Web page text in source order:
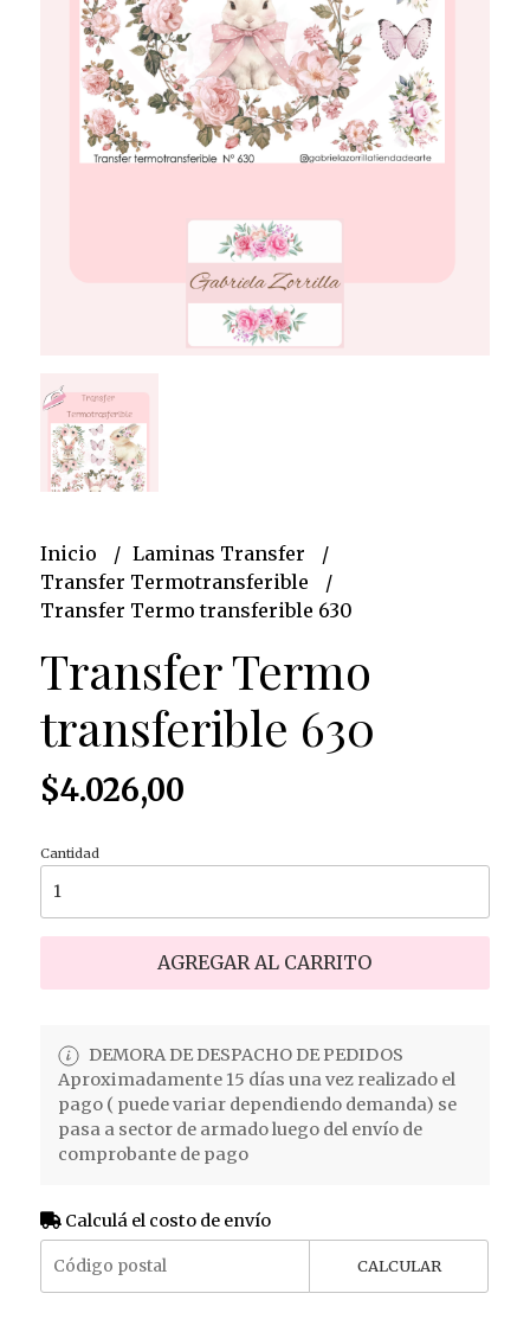
Inicio
Laminas Transfer
Transfer Termotransferible
Transfer Termo transferible 630
Transfer Termo
transferible 630
$4.026,00
Cantidad
AGREGAR AL CARRITO
DEMORA DE DESPACHO DE PEDIDOS
Aproximadamente 15 días una vez realizado el
pago ( puede variar dependiendo demanda) se
pasa a sector de armado luego del envío de
comprobante de pago
Calculá el costo de envío
CALCULAR